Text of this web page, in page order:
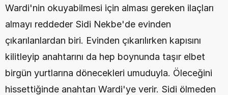
Wardi'nin okuyabilmesi için alması gereken ilaçları
almayı reddeder Sidi Nekbe'de evinden
çıkarılanlardan biri. Evinden çıkarılırken kapısını
kilitleyip anahtarını da hep boynunda taşır elbet
birgün yurtlarına dönecekleri umuduyla. Öleceğini
hissettiğinde anahtarı Wardi'ye verir. Sidi ölmeden